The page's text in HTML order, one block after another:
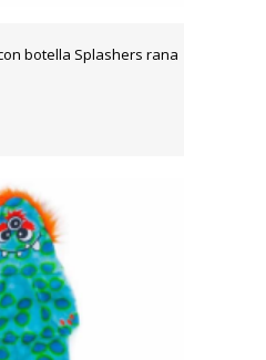
botella Splashers rana